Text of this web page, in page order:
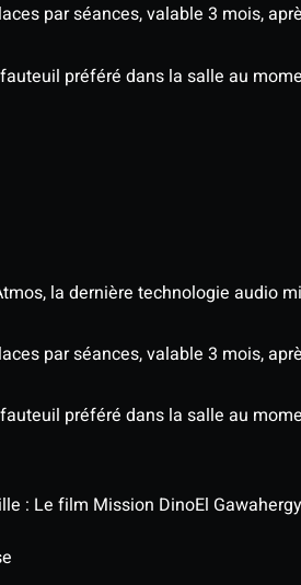
par séances, valable 3 mois,
préféré dans la salle au
la dernière technologie audio
par séances, valable 3 mois,
préféré dans la salle au
: Le film Mission Dino